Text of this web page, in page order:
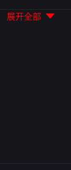
展开全部